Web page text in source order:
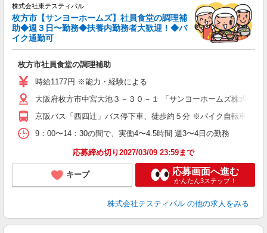
株式会社東テスティパル
枚方市【サンヨーホームズ】社員食堂の調理補
助◆週３日〜勤務◆扶養内勤務者大歓迎！◆バ
イク通勤可
枚方市社員食堂の調理補助
時給1177円 ※能力・経験による
大阪府枚方市中宮大池３－３０－１ 「サンヨーホームズ株式会社
京阪バス「西四辻」バス停下車、徒歩約５分 ※バイク自転車通勤
9：00〜14：30の間で、実働4〜4.5時間 週3〜4日の勤務
応募締め切り2027/03/09 23:59まで
キープ 応募画面へ進む
かんたん3ステップ！
株式会社テスティパル の他の求人をみる